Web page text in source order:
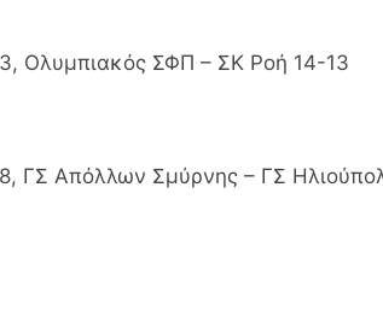
Ολυμπιακός ΣΦΠ – ΣΚ Ροή 14-13
ΓΣ Απόλλων Σμύρνης – ΓΣ